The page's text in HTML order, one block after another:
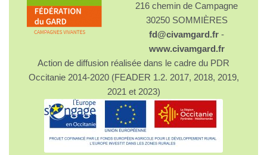
216 chemin de Campagne
30250 SOMMIÈRES
fd@civamgard.fr -
www.civamgard.fr
Action de diffusion réalisée dans le cadre du PDR
Occitanie 2014-2020 (FEADER 1.2. 2017, 2018, 2019,
2021 et 2023)